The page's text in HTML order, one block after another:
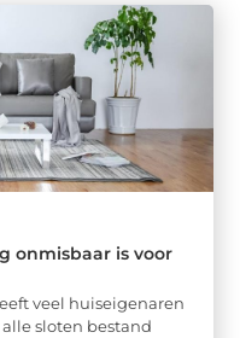
onmisbaar is voor
veel huiseigenaren
sloten bestand